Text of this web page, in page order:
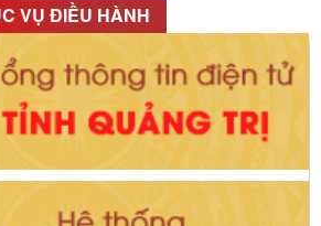
VỤ ĐIỀU HÀNH